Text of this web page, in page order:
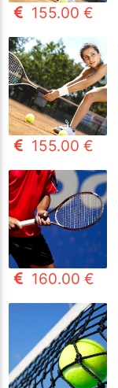
155.00 €
155.00 €
160.00 €